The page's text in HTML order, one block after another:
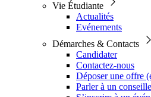
Vie Étudiante
Actualités
Evénements
Démarches & Contacts
Candidater
Contactez-nous
Déposer une offre
Parler à un